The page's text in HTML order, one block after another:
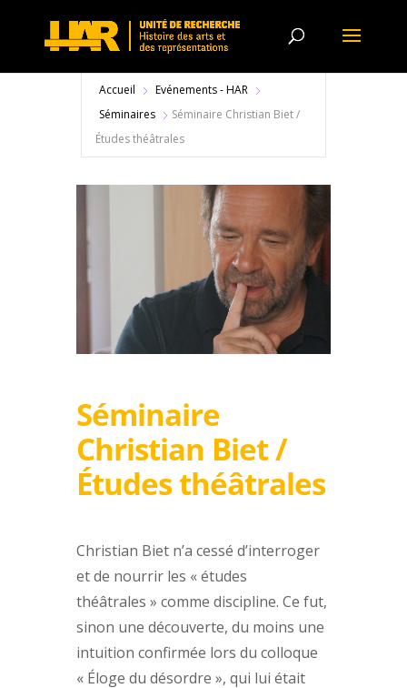
Accueil
Evénements - HAR
Séminaires
Séminaire Christian Biet /
Études théâtrales
Séminaire
Christian Biet /
Études théâtrales
Christian Biet n’a cessé d’interroger
et de nourrir les « études
théâtrales » comme discipline. Ce fut,
sinon une découverte, du moins une
intuition confirmée lors du colloque
« Éloge du désordre », qui lui était